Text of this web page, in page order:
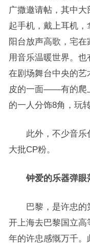
广撒邀请帖，其中大
起手机，戴上耳机，
阳台放声高歌，宅在
用音乐温暖世界。
在剧场舞台中央的艺
皮的一面——有的爬
的一人分饰8角，玩
此外，不少音乐
大批CP粉。
钟爱的乐器弹眼
巴黎，是许忠的第
开上海去巴黎国立高
年的许忠感慨万千。